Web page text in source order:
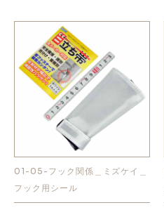
01-05-フック関係＿ミズケイ＿
フック用シール